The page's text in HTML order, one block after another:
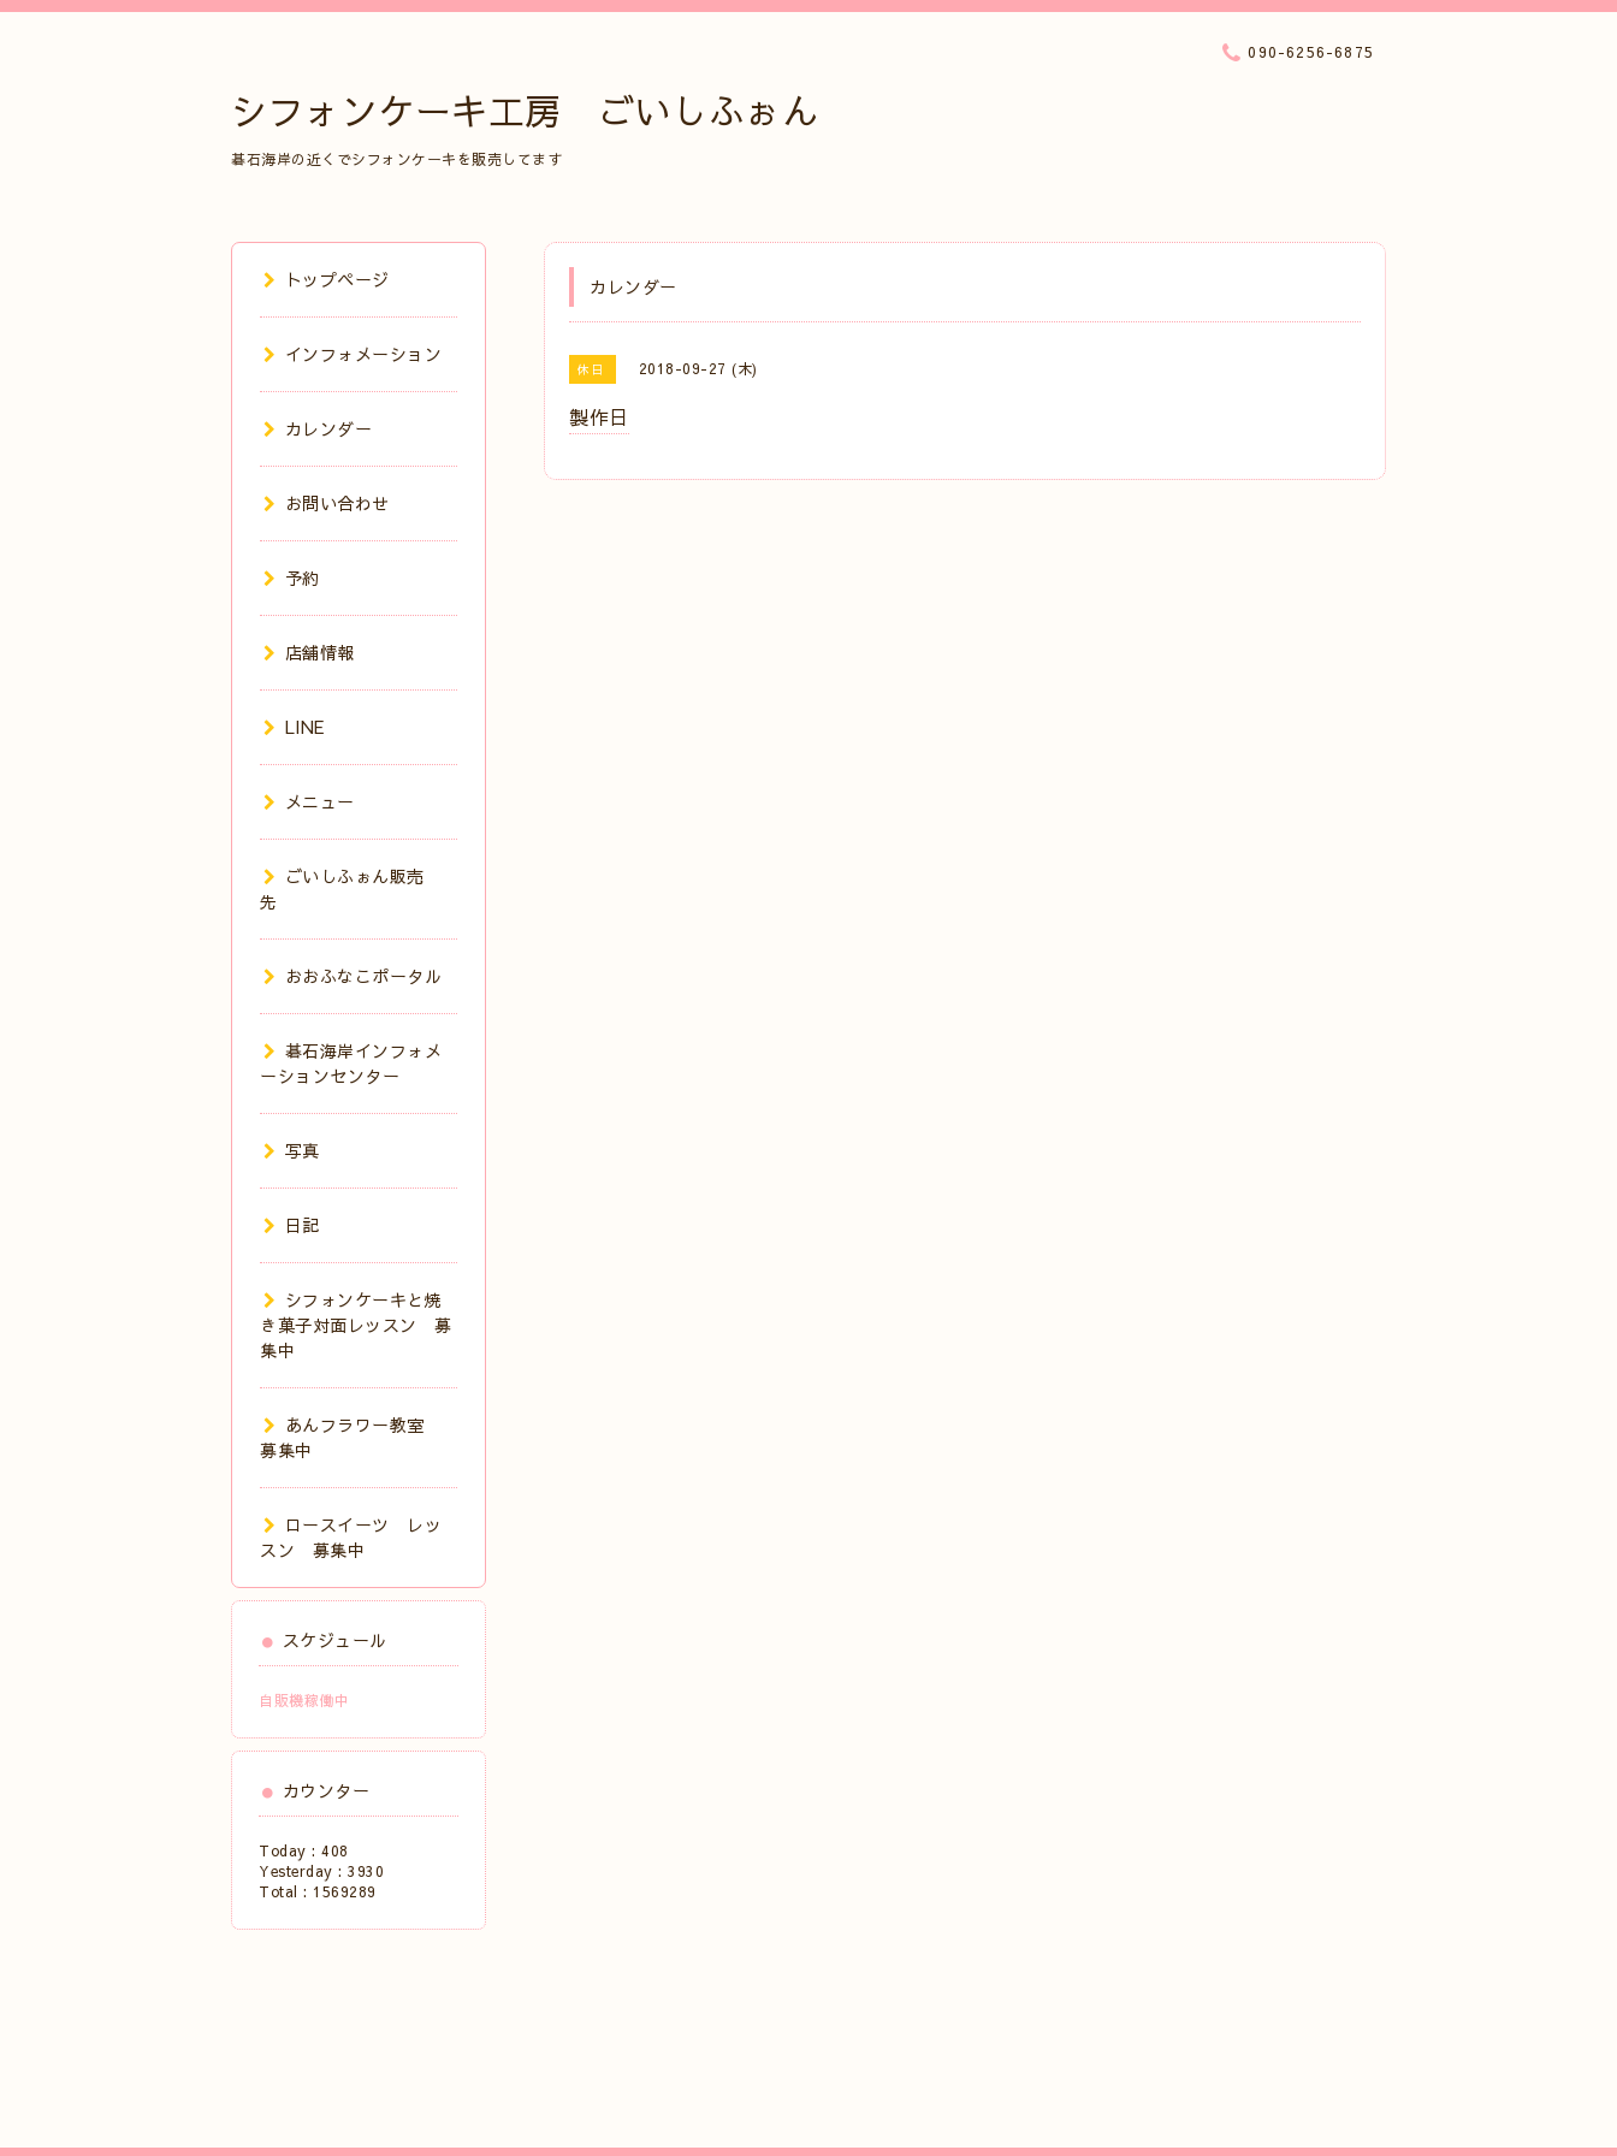
シフォンケーキ工房 ごいしふぉん
碁石海岸の近くでシフォンケーキを販売してます
090-6256-6875
カレンダー
休日 2018-09-27 (木)
製作日
トップページ
インフォメーション
カレンダー
お問い合わせ
予約
店舗情報
LINE
メニュー
ごいしふぉん販売
先
おおふなこポータル
碁石海岸インフォメ
ーションセンター
写真
日記
シフォンケーキと焼
き菓子対面レッスン 募
集中
あんフラワー教室
募集中
ロースイーツ レッ
スン 募集中
スケジュール
自販機稼働中
カウンター
Today : 408
Yesterday : 3930
Total : 1569289